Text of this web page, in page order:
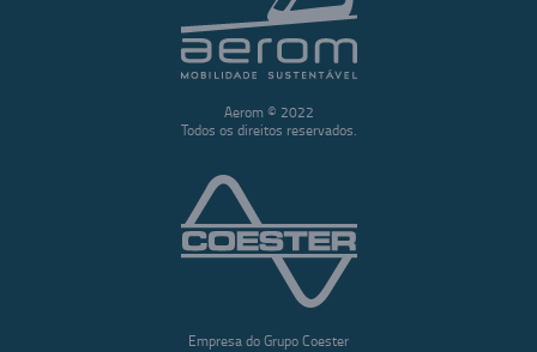
Aerom © 2022
Todos os direitos reservados.
Empresa do Grupo Coester